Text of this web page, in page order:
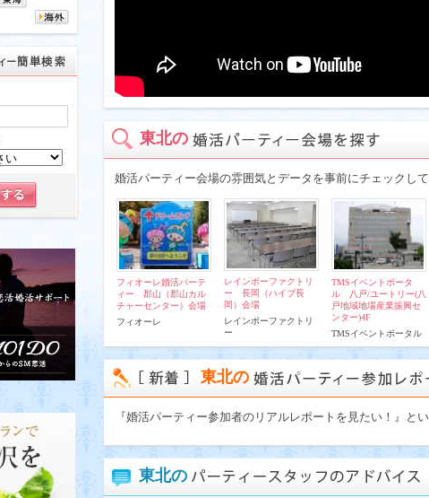
東北の
婚活パーティー会場の雰囲気とデータを事前にチェックし
フィオーレ婚活パーテ
ィー 郡山（郡山カル
チャーセンター）会場
フィオーレ
レインボーファクトリ
ー 長岡（ハイブ長
岡）会場
レインボーファクトリ
ー
TMSイベントポータ
ル 八戸/ユートリー(八
戸地域地場産業振興セ
ンター)4F
TMSイベントポータル
東北の
『婚活パーティー参加者のリアルレポートを見たい！』と
東北の